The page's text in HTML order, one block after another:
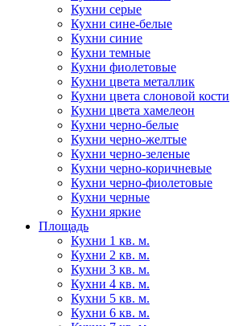
Кухни серые
Кухни сине-белые
Кухни синие
Кухни темные
Кухни фиолетовые
Кухни цвета металлик
Кухни цвета слоновой кости
Кухни цвета хамелеон
Кухни черно-белые
Кухни черно-желтые
Кухни черно-зеленые
Кухни черно-коричневые
Кухни черно-фиолетовые
Кухни черные
Кухни яркие
Площадь
Кухни 1 кв. м.
Кухни 2 кв. м.
Кухни 3 кв. м.
Кухни 4 кв. м.
Кухни 5 кв. м.
Кухни 6 кв. м.